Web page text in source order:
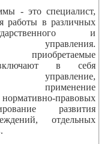
- это специалист,
работы в различных
и
управления.
в себя
управление,
применение
правовых
развития
отдельных